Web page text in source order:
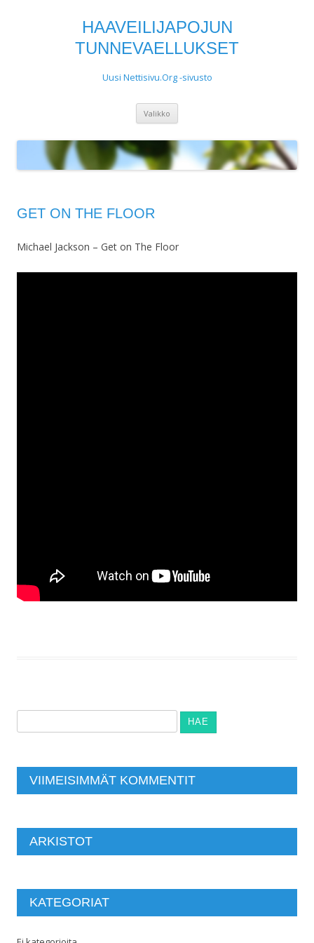
HAAVEILIJAPOJUN
TUNNEVAELLUKSET
Uusi Nettisivu.Org -sivusto
Valikko
GET ON THE FLOOR
Michael Jackson – Get on The Floor
VIIMEISIMMÄT KOMMENTIT
ARKISTOT
KATEGORIAT